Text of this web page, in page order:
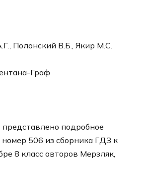
Полонский В.Б., Якир М.С.
Граф
подробное
506 из сборника ГДЗ к
8 класс авторов Мерзляк,